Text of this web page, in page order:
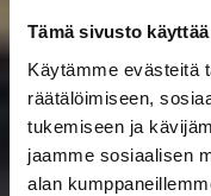
Tämä sivusto
Käytämme evästeitä
räätälöimiseen,
tukemiseen ja
jaamme sosiaalisen
alan